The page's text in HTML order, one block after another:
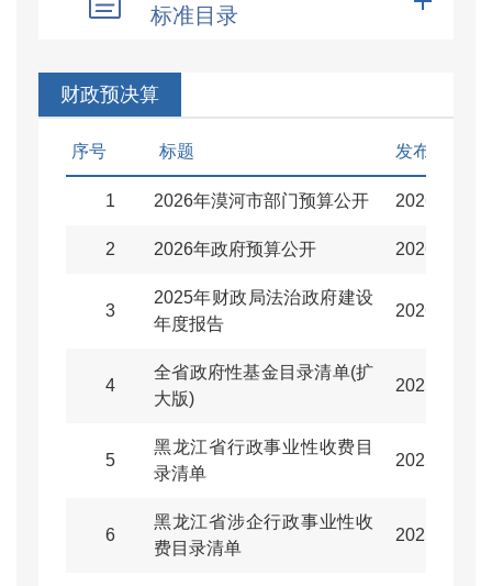
标准目录
财政预决算
序号 标题 发布日期
1 2026年漠河市部门预算公开 2026-02-10
2 2026年政府预算公开 2026-02-10
3
2025年财政局法治政府建设
年度报告
2026-02-03
4
全省政府性基金目录清单(扩
大版)
2025-11-20
5
黑龙江省行政事业性收费目
录清单
2025-11-20
6
黑龙江省涉企行政事业性收
费目录清单
2025-11-20